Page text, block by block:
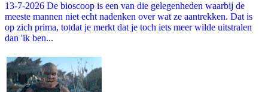
13-7-2026 De bioscoop is een van die gelegenheden waarbij de
meeste mannen niet echt nadenken over wat ze aantrekken. Dat is
op zich prima, totdat je merkt dat je toch iets meer wilde uitstralen
dan 'ik ben...